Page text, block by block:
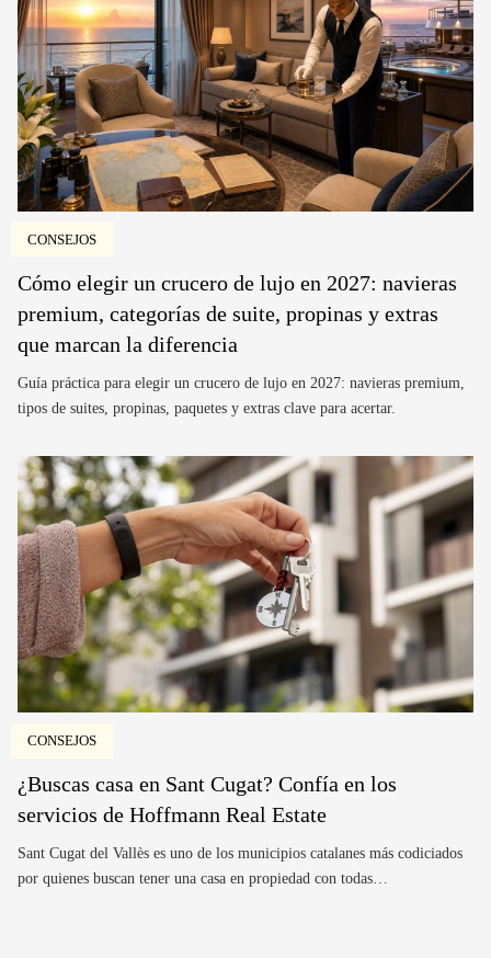
CONSEJOS
Cómo elegir un crucero de lujo en 2027: navieras
premium, categorías de suite, propinas y extras
que marcan la diferencia
Guía práctica para elegir un crucero de lujo en 2027: navieras premium,
tipos de suites, propinas, paquetes y extras clave para acertar.
CONSEJOS
¿Buscas casa en Sant Cugat? Confía en los
servicios de Hoffmann Real Estate
Sant Cugat del Vallès es uno de los municipios catalanes más codiciados
por quienes buscan tener una casa en propiedad con todas…